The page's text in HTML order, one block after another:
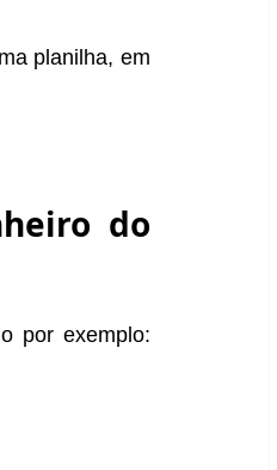
planilha, em
do
por exemplo: